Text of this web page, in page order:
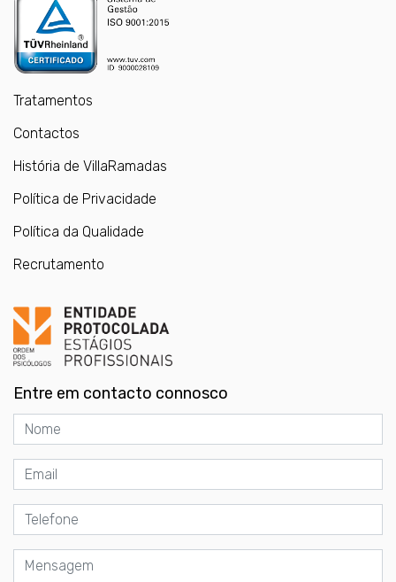
Tratamentos
Contactos
História de VillaRamadas
Política de Privacidade
Política da Qualidade
Recrutamento
Entre em contacto connosco